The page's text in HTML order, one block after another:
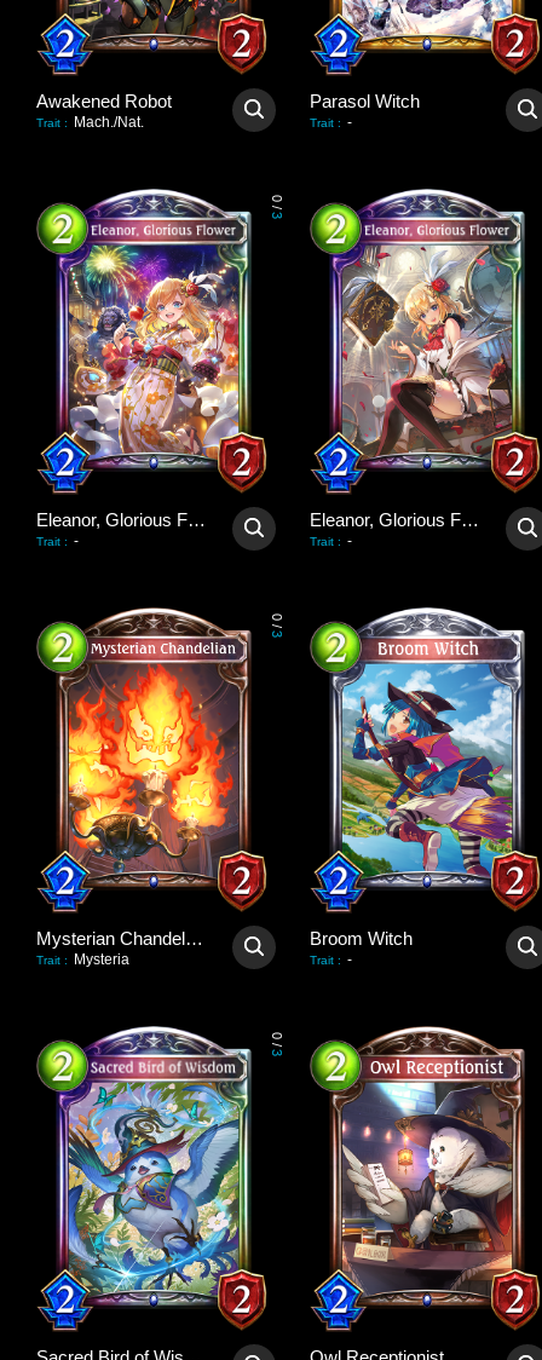
Awakened Robot
Trait : Mach./Nat.
Parasol Witch
Trait : -
0
/
3
Eleanor, Glorious Flower
Trait : -
Eleanor, Glorious Flower
Trait : -
0
/
3
Mysterian Chandelian
Trait : Mysteria
Broom Witch
Trait : -
0
/
3